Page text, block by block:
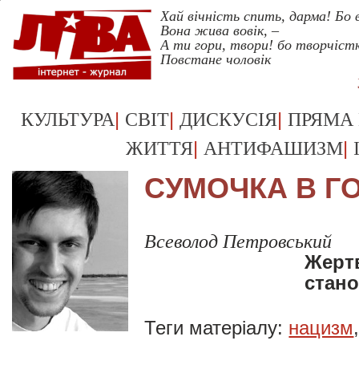
Хай вічність спить, дарма! Бо
Вона жива вовік, –
А ти гори, твори! бо
Повстане чоловік
КУЛЬТУРА| СВІТ| ДИСКУСІЯ| ПРЯМА
ЖИТТЯ| АНТИФАШИЗМ|
CУМОЧКА В
Всеволод Петровський
Теги матеріалу: нацизм